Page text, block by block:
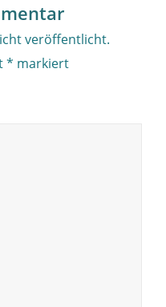
veröffentlicht.
* markiert